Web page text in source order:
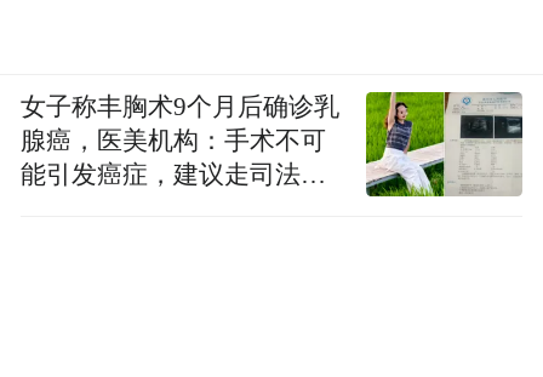
女子称丰胸术9个月后确诊乳
腺癌，医美机构：手术不可
能引发癌症，建议走司法途